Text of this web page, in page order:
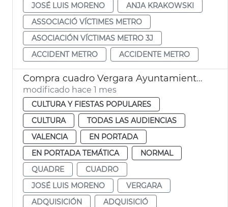
JOSÉ LUIS MORENO
ANJA KRAKOWSKI
ASSOCIACIÓ VÍCTIMES METRO
ASOCIACIÓN VÍCTIMAS METRO 3J
ACCIDENT METRO
ACCIDENTE METRO
Compra cuadro Vergara Ayuntamiento de València
modificado hace 1 mes
CULTURA Y FIESTAS POPULARES
CULTURA
TODAS LAS AUDIENCIAS
VALENCIA
EN PORTADA
EN PORTADA TEMÁTICA
NORMAL
QUADRE
CUADRO
JOSÉ LUIS MORENO
VERGARA
ADQUISICIÓN
ADQUISICIÓ